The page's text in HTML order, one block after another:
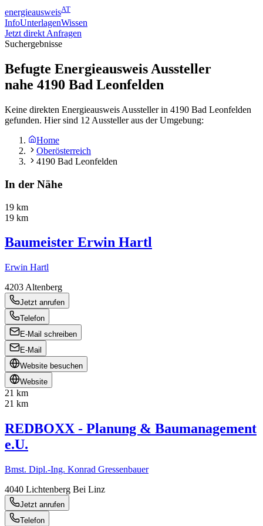
energieausweisAT
InfoUnterlagenWissen
Jetzt direkt Anfragen
Suchergebnisse
Befugte Energieausweis Aussteller
nahe 4190 Bad Leonfelden
Keine direkten Energieausweis Aussteller in 4190 Bad Leonfelden
gefunden. Hier sind 12 Aussteller aus der Umgebung:
Home
Oberösterreich
4190 Bad Leonfelden
In der Nähe
19 km
19 km
Baumeister Erwin Hartl
Erwin Hartl
4203 Altenberg
Jetzt anrufen
Telefon
E-Mail schreiben
E-Mail
Website besuchen
Website
21 km
21 km
REDBOXX - Planung & Baumanagement
e.U.
Bmst. Dipl.-Ing. Konrad Gressenbauer
4040 Lichtenberg Bei Linz
Jetzt anrufen
Telefon